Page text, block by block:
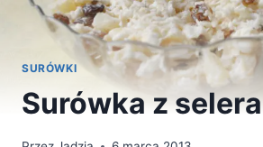
SURÓWKI
Surówka z selera